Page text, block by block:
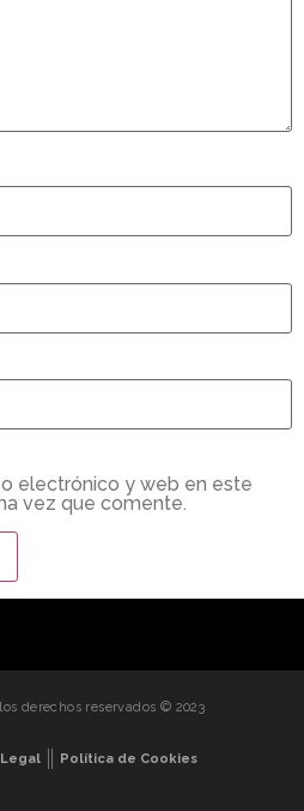
electrónico y web en este
vez que comente.
derechos reservados © 2023
Política de Cookies